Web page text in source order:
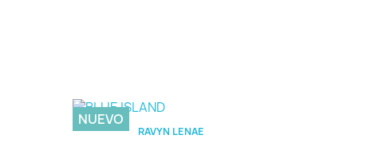
Vista rápida
RAVYN LENAE
NUEVO